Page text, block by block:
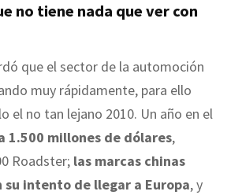
no tiene nada que ver con
que el sector de la automoción
muy rápidamente, para ello
el no tan lejano 2010. Un año en el
1.500 millones de dólares,
Roadster; las marcas chinas
su intento de llegar a Europa, y